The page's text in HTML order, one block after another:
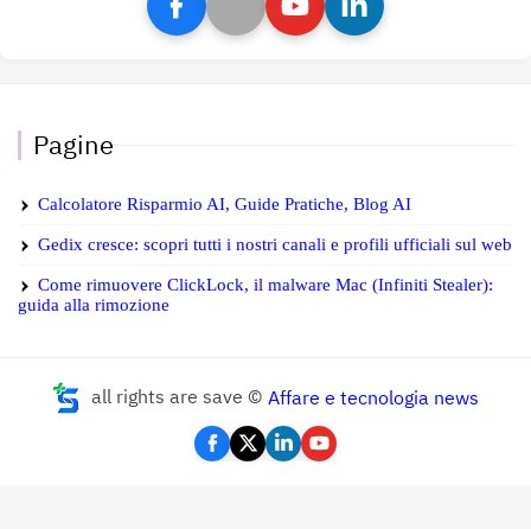
Pagine
Calcolatore Risparmio AI, Guide Pratiche, Blog AI
Gedix cresce: scopri tutti i nostri canali e profili ufficiali sul web
Come rimuovere ClickLock, il malware Mac (Infiniti Stealer):
guida alla rimozione
all rights are save © Affare e tecnologia news